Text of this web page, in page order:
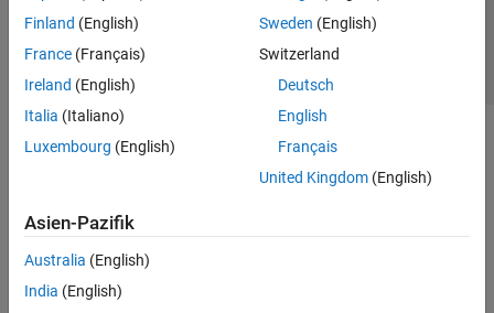
Finland (English)
France (Français)
Ireland (English)
Italia (Italiano)
Luxembourg (English)
Sweden (English)
Switzerland
Deutsch
English
Français
United Kingdom(English)
Asien-Pazifik
Australia (English)
India (English)
Website auswählen
Deutschland